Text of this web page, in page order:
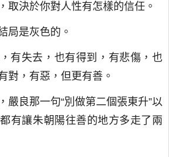
取決於你對人性有怎樣的信任。
局是灰色的。
有失去，也有得到，有悲傷，也
對，有惡，但更有善。
嚴良那一句“別做第二個張東升”以
有讓朱朝陽往善的地方多走了兩